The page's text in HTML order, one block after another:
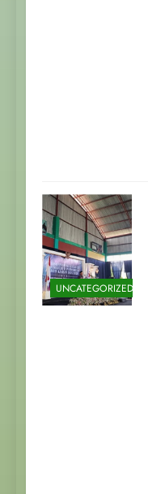
UNCATEGORIZED